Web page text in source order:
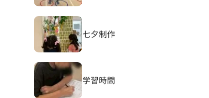
七夕制作
学習時間